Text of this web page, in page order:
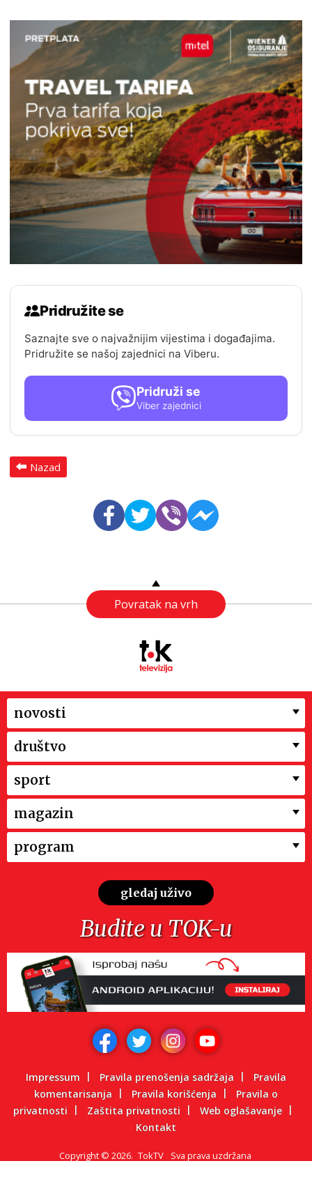
Pridružite se
Saznajte sve o najvažnijim vijestima i događajima.
Pridružite se našoj zajednici na Viberu.
Pridruži se
Viber zajednici
Nazad
Povratak na vrh
novosti
društvo
sport
magazin
program
gledaj uživo
Budite u TOK-u
Impressum Pravila prenošenja sadržaja
Pravila
komentarisanja
Pravila korišćenja
Pravila o
privatnosti
Zaštita privatnosti
Web oglašavanje
Kontakt
Copyright © 2026. TokTV Sva prava uzdržana